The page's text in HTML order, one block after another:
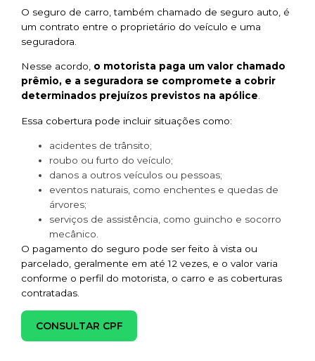
O seguro de carro, também chamado de seguro auto, é
um contrato entre o proprietário do veículo e uma
seguradora.
Nesse acordo, o motorista paga um valor chamado
prêmio, e a seguradora se compromete a cobrir
determinados prejuízos previstos na apólice.
Essa cobertura pode incluir situações como:
acidentes de trânsito;
roubo ou furto do veículo;
danos a outros veículos ou pessoas;
eventos naturais, como enchentes e quedas de
árvores;
serviços de assistência, como guincho e socorro
mecânico.
O pagamento do seguro pode ser feito à vista ou
parcelado, geralmente em até 12 vezes, e o valor varia
conforme o perfil do motorista, o carro e as coberturas
contratadas.
CONSULTAR CPF